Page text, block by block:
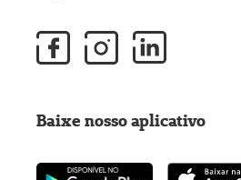
Baixe nosso aplicativo